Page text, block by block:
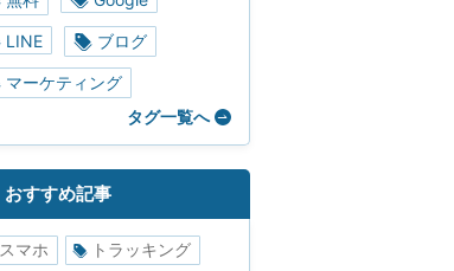
LINE ブログ
マーケティング
タグ一覧へ
おすすめ記事
スマホ トラッキング